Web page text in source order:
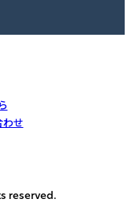
わせ
reserved.